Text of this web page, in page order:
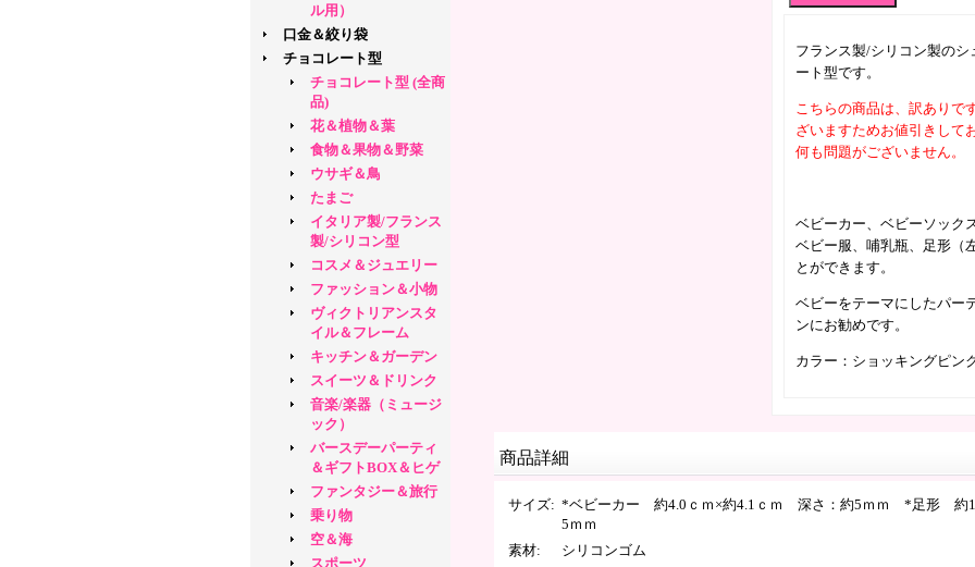
ル用）
口金＆絞り袋
チョコレート型
チョコレート型 (全商
品)
花＆植物＆葉
食物＆果物＆野菜
ウサギ＆鳥
たまご
イタリア製/フランス
製/シリコン型
コスメ＆ジュエリー
ファッション＆小物
ヴィクトリアンスタ
イル＆フレーム
キッチン＆ガーデン
スイーツ＆ドリンク
音楽/楽器（ミュージ
ック）
バースデーパーティ
＆ギフトBOX＆ヒゲ
ファンタジー＆旅行
乗り物
空＆海
スポーツ
フランス製/シリコン製の
ート型です。
こちらの商品は、訳ありで
ざいますためお値引きして
何も問題がございません。
ベビーカー、ベビーソック
ベビー服、哺乳瓶、足形（
とができます。
ベビーをテーマにしたパー
ンにお勧めです。
カラー：ショッキングピン
商品詳細
サイズ: *ベビーカー 約4.0ｃｍ×約4.1ｃｍ 深さ：約5ｍｍ *足形 約
5ｍｍ
素材:
シリコンゴム